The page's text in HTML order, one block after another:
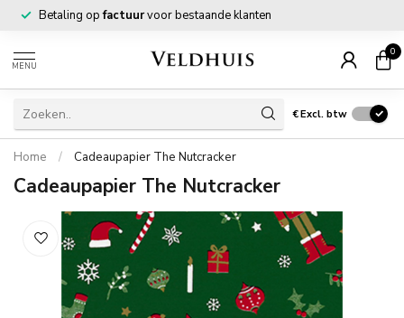
Betaling opfactuurvoor bestaande klanten
MENU
0
€Excl. btw
Home / Cadeaupapier The Nutcracker
Cadeaupapier The Nutcracker